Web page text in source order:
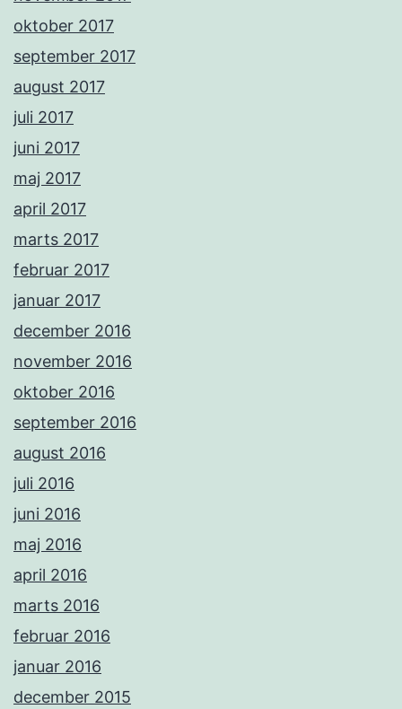
oktober 2017
september 2017
august 2017
juli 2017
juni 2017
maj 2017
april 2017
marts 2017
februar 2017
januar 2017
december 2016
november 2016
oktober 2016
september 2016
august 2016
juli 2016
juni 2016
maj 2016
april 2016
marts 2016
februar 2016
januar 2016
december 2015